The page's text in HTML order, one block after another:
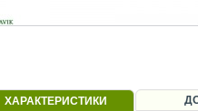
ХАРАКТЕРИСТИКИ